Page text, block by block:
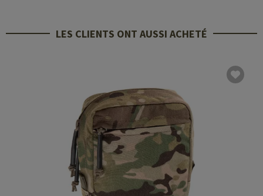
LES CLIENTS ONT AUSSI ACHETÉ